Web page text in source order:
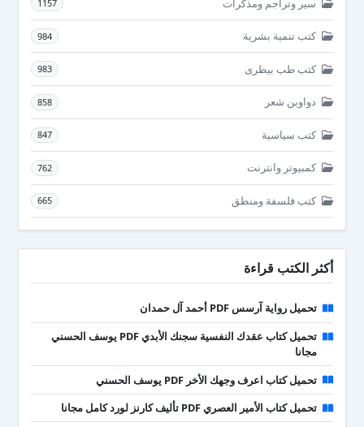
1157
كتب تنمية بشرية 984
كتب طب بيطرى 983
دواوين شعر 858
كتب سياسية 847
كمبيوتر وانترنت 762
كتب فلسفة ومنطق 665
أكثر الكتب قراءة
تحميل رواية آرسس PDF أحمد آل حمدان
تحميل كتاب عقدك النفسية سجنك الأبدي PDF يوسف الحسني
مجانا
تحميل كتاب اعرف وجهك الأخر PDF يوسف الحسني
تحميل كتاب الأمير العصري PDF تأليف كارنز لورد كامل مجانا